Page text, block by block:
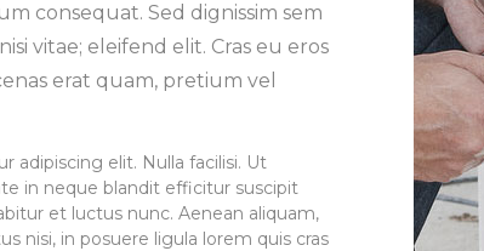
consequat. Sed dignissim sem
vitae; eleifend elit. Cras eu eros
erat quam, pretium vel
adipiscing elit. Nulla facilisi. Ut
in neque blandit efficitur suscipit
et luctus nunc. Aenean aliquam,
nisi, in posuere ligula lorem quis cras